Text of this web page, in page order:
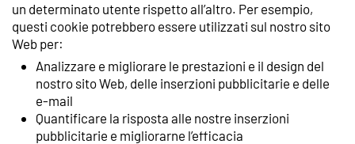
un determinato utente rispetto all’altro. Per esempio,
questi cookie potrebbero essere utilizzati sul nostro sito
Web per:
Analizzare e migliorare le prestazioni e il design del
nostro sito Web, delle inserzioni pubblicitarie e delle
e-mail
Quantificare la risposta alle nostre inserzioni
pubblicitarie e migliorarne l’efficacia